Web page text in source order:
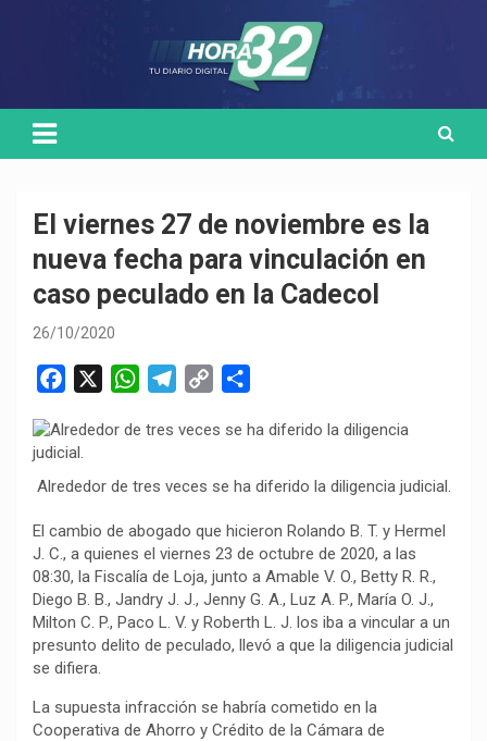
El viernes 27 de noviembre es la
nueva fecha para vinculación en
caso peculado en la Cadecol
26/10/2020
c
e
b
o
k
W
a
s
p
p
l
g
r
a
m
p
L
n
k
m
a
t
i
r
Alrededor de tres veces se ha diferido la diligencia judicial.
El cambio de abogado que hicieron Rolando B. T. y Hermel
J. C., a quienes el viernes 23 de octubre de 2020, a las
08:30, la Fiscalía de Loja, junto a Amable V. O., Betty R. R.,
Diego B. B., Jandry J. J., Jenny G. A., Luz A. P., María O. J.,
Milton C. P., Paco L. V. y Roberth L. J. los iba a vincular a un
presunto delito de peculado, llevó a que la diligencia judicial
se difiera.
La supuesta infracción se habría cometido en la
Cooperativa de Ahorro y Crédito de la Cámara de